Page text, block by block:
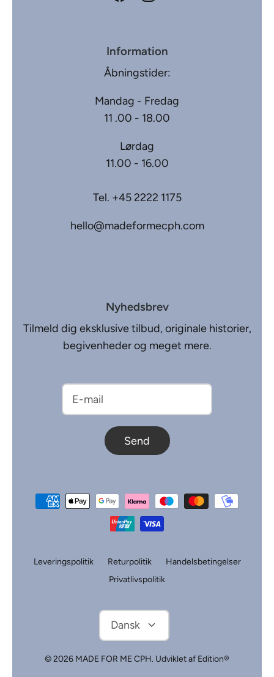
Information
Åbningstider:
Mandag - Fredag
11 .00 - 18.00
Lørdag
11.00 - 16.00
Tel. +45 2222 1175
hello@madeformecph.com
Nyhedsbrev
Tilmeld dig eksklusive tilbud, originale historier,
begivenheder og meget mere.
Send
Leveringspolitik Returpolitik
Handelsbetingelser
Privatlivspolitik
Sprog
Dansk
© 2026 MADE FOR ME CPH. Udviklet af Edition®